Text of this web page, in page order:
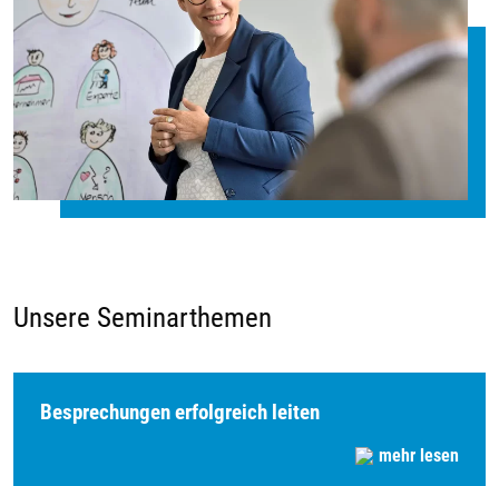
Unsere Seminarthemen
Besprechungen erfolgreich leiten
mehr lesen